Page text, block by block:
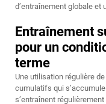
d’entraînement globale et
Entraînement
pour un
terme
Une utilisation régulière
cumulatifs qui
s’entraînent